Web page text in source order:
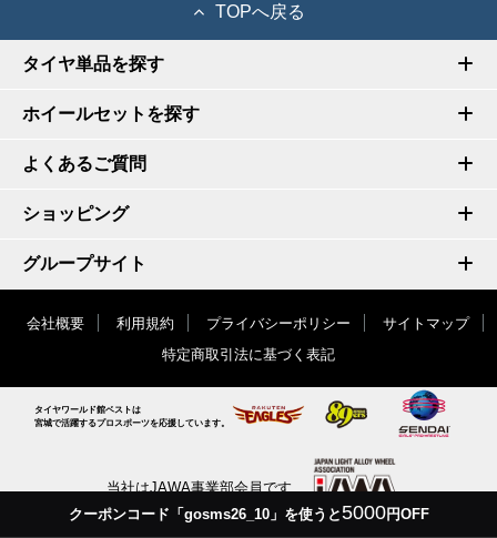
クーポンコード「gosms26_10」を使うと5000円OFF
TOPへ戻る
タイヤ単品を探す
ホイールセットを探す
よくあるご質問
ショッピング
グループサイト
会社概要 利用規約 プライバシーポリシー
サイトマップ
特定商取引法に基づく表記
タイヤワールド館ベストは
宮城で活躍するプロスポーツを応援しています。
当社はJAWA事業部会員です